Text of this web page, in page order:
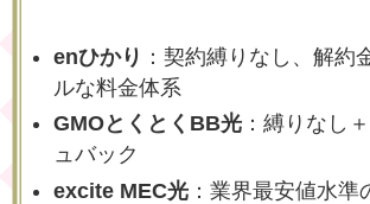
enひかり ：契約縛りなし、解約
ルな料金体系
GMOとくとくBB光：縛りなし
ュバック
excite MEC光：業界最安値水準